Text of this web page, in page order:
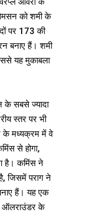
को शमी के
पर 173 की
बनाए हैं। शमी
यह मुकाबला
के सबसे ज्यादा
स्तर पर भी
के मध्यक्रम में वे
से होगा,
है। कमिंस ने
जिसमें पराग ने
हैं। यह एक
ऑलराउंडर के